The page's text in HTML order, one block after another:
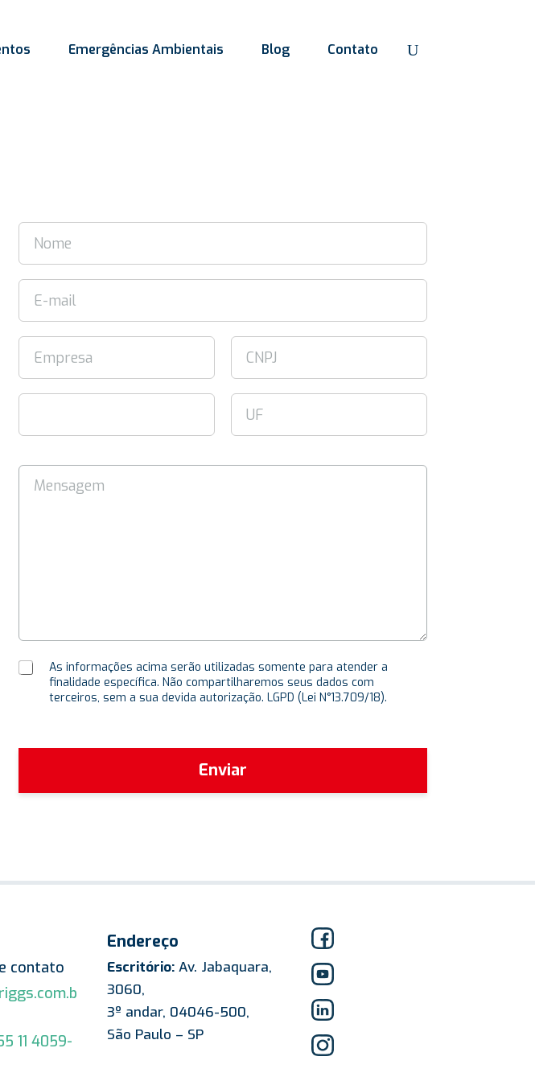
Emergências Ambientais Blog Contato
As informações acima serão utilizadas somente para atender a
finalidade específica. Não compartilharemos seus dados com
terceiros, sem a sua devida autorização. LGPD (Lei N°13.709/18).
Enviar
contato
11 4059-
Endereço
Escritório:Av. Jabaquara,
3060,
3º andar, 04046-500,
São Paulo – SP